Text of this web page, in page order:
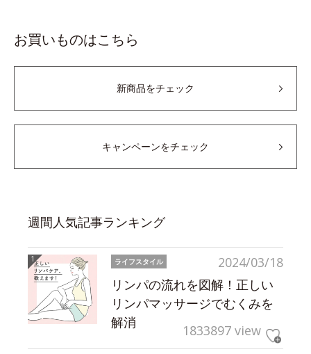
お買いものはこちら
新商品をチェック
キャンペーンをチェック
週間人気記事ランキング
2024/03/18
ライフスタイル
リンパの流れを図解！正しい
リンパマッサージでむくみを
解消
1833897 view